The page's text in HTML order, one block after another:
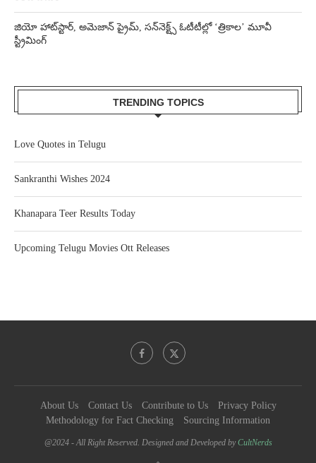
జియో హాట్‌స్టార్, అమెజాన్ ప్రైమ్, సన్‌నెక్ట్స్ ఓటీటీల్లో ‘త్రికాల’ మూవీ
స్ట్రీమింగ్
TRENDING TOPICS
Love Quotes in Telugu
Sankranthi Wishes 2024
Khanapara Teer Results Today
Upcoming Telugu Movies Ott Releases
About Us Contact Us Contribute to Us
Privacy Policy
Methodology for Fact Checking
Sourcing Information
@2024 - All Right Reserved. Designed and Developed byCultNerds